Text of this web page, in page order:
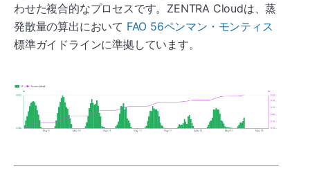
わせた複合的なプロセスです。ZENTRA Cloudは、蒸
発散量の算出において FAO 56ペンマン・モンティス
標準ガイドラインに準拠しています。